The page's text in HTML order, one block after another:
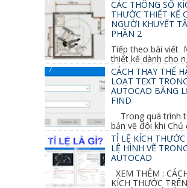
học trước ta đã...
CÁC THÔNG SỐ
THƯỚC THIẾT KẾ
NGƯỜI KHUYẾT
PHẦN 2
Tiếp theo bài viết
thiết kế dành cho
khuyết tật ở phần 1 chúng ta cùng
thêm các vấn đề và...
CÁCH THAY THẾ
LOẠT TEXT
AUTOCAD BẰNG
FIND
Trong quá trình
bản vẽ đôi khi Chủ
thay đổi thiết kế hoặc do bản vẽ
sai mục nào đó...
TỈ LỆ KÍCH
LỆ HÌNH VẼ
AUTOCAD
XEM THÊM :
KÍCH THƯỚC